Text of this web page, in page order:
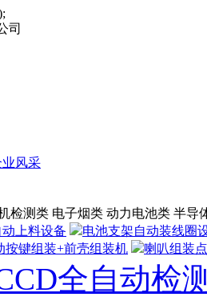
司
业风采
检测类 电子烟类 动力电池类 半导
上料设备
电池支架自动装线圈
按键组装+前壳组装机 喇叭组装
全自动检